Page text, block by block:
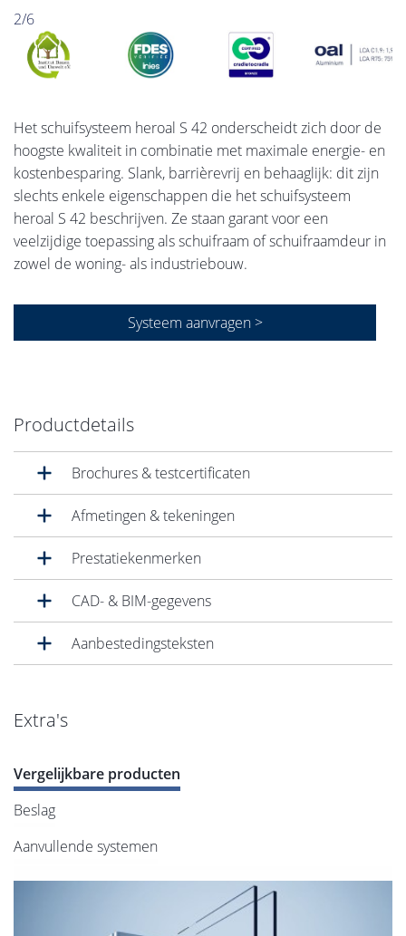
2/6
Het schuifsysteem heroal S 42 onderscheidt zich door de
hoogste kwaliteit in combinatie met maximale energie- en
kostenbesparing. Slank, barrièrevrij en behaaglijk: dit zijn
slechts enkele eigenschappen die het schuifsysteem
heroal S 42 beschrijven. Ze staan garant voor een
veelzijdige toepassing als schuifraam of schuifraamdeur in
zowel de woning- als industriebouw.
Systeem aanvragen >
Productdetails
Brochures & testcertificaten
Afmetingen & tekeningen
Prestatiekenmerken
CAD- & BIM-gegevens
Aanbestedingsteksten
Extra's
Vergelijkbare producten
Beslag
Aanvullende systemen